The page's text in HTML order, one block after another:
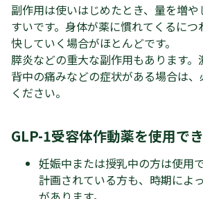
副作用は使いはじめたとき、量を増
すいです。身体が薬に慣れてくるに
快していく場合がほとんどです。
膵炎などの重大な副作用もあります。
背中の痛みなどの症状がある場合は
ください。
GLP-1受容体作動薬を使用で
妊娠中または授乳中の方は使用
計画されている方も、時期によ